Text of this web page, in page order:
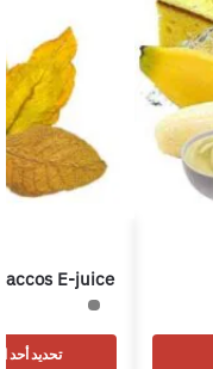
E-juice
تحديد أحد